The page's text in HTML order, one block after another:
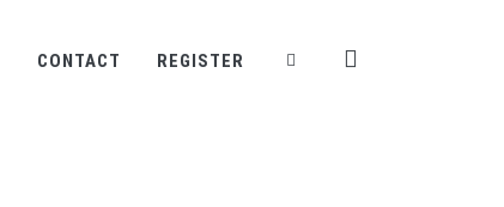
CONTACT REGISTER